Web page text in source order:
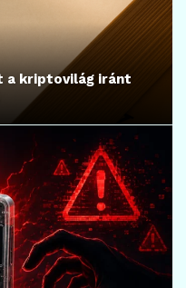
a kriptovilág iránt